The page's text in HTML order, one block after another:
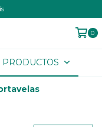
0
PRODUCTOS